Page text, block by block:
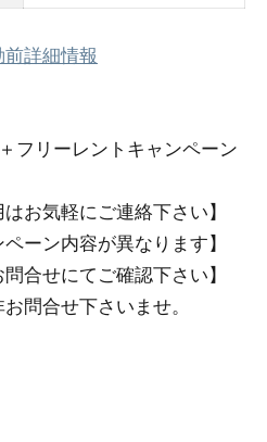
詳細情報
＋ フリーレント キャンペーン
お気軽にご連絡下さい】
ーン内容が異なります】
合せにてご確認下さい】
問合せ下さいませ。